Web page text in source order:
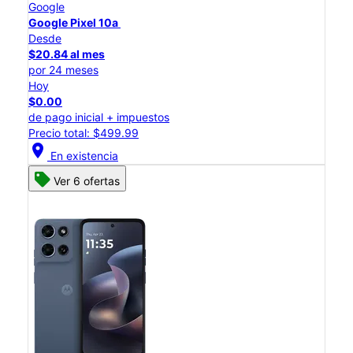
Google
Google Pixel 10a
Desde
$20.84 al mes
por 24 meses
Hoy
$0.00
de pago inicial + impuestos
Precio total: $499.99
location_on En existencia
Ver 6 ofertas